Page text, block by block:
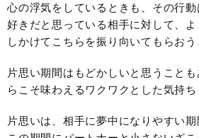
心の浮気をしているときも、その行動
好きだと思っている相手に対して、
しかけてこちらを振り向いてもらおう
片思い期間はもどかしいと思うこと
らこそ味わえるワクワクとした気持ち
片思いは、相手に夢中になりやすい期